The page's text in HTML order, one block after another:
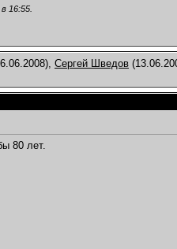
в 16:55
Сергей Шведов
80 лет.